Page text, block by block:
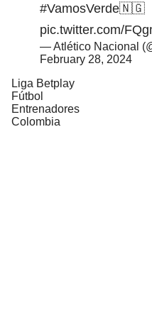
#VamosVerde🇳🇬
pic.twitter.com/
— Atlético Nacional
February 28, 2024
Liga Betplay
Fútbol
Entrenadores
Colombia